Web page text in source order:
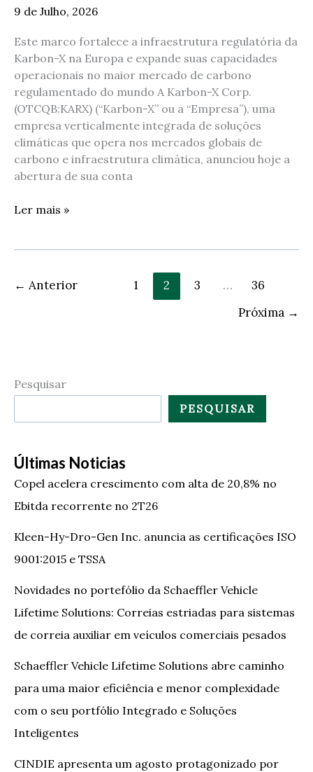
9 de Julho, 2026
Este marco fortalece a infraestrutura regulatória da
Karbon-X na Europa e expande suas capacidades
operacionais no maior mercado de carbono
regulamentado do mundo A Karbon-X Corp.
(OTCQB:KARX) (“Karbon-X” ou a “Empresa”), uma
empresa verticalmente integrada de soluções
climáticas que opera nos mercados globais de
carbono e infraestrutura climática, anunciou hoje a
abertura de sua conta
Ler mais »
← Anterior 1 2 3 …
36
Próxima →
Pesquisar
PESQUISAR
Últimas Noticias
Copel acelera crescimento com alta de 20,8% no
Ebitda recorrente no 2T26
Kleen-Hy-Dro-Gen Inc. anuncia as certificações ISO
9001:2015 e TSSA
Novidades no portefólio da Schaeffler Vehicle
Lifetime Solutions: Correias estriadas para sistemas
de correia auxiliar em veículos comerciais pesados
Schaeffler Vehicle Lifetime Solutions abre caminho
para uma maior eficiência e menor complexidade
com o seu portfólio Integrado e Soluções
Inteligentes
CINDIE apresenta um agosto protagonizado por